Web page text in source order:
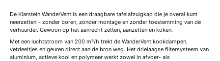
De Klarstein WanderVent is een draagbare tafelafzuigkap die je overal kunt
neerzetten – zonder boren, zonder montage en zonder toestemming van de
verhuurder. Gewoon op het aanrecht zetten, aanzetten en koken.
Met een luchtstroom van 200 m³/h trekt de WanderVent kookdampen,
vetdeeltjes en geuren direct aan de bron weg. Het drielaagse filtersysteem van
aluminium, actieve kool en polymeer werkt zowel in afvoer- als